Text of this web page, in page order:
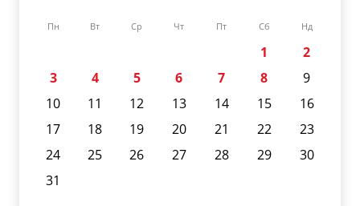
Пн Вт Ср Чт Пт Сб Нд
1
2
3
4 5 6 7 8
9
10
11 12 13 14 15
16
17
18 19 20 21 22
23
24
25 26 27 28 29
30
31